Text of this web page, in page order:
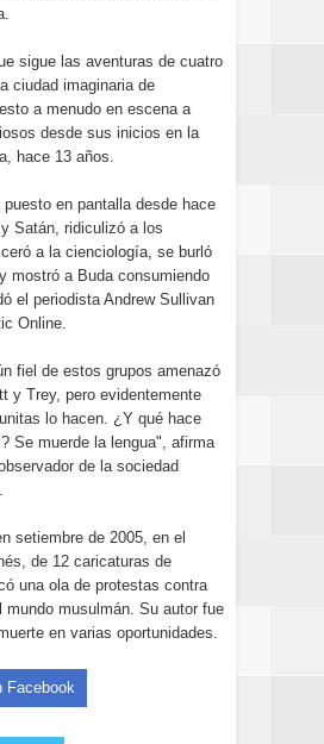
sigue las aventuras de cuatro
ciudad imaginaria de
a menudo en escena a
desde sus inicios en la
hace 13 años.
en pantalla desde hace
Satán, ridiculizó a los
a la cienciología, se burló
mostró a Buda consumiendo
el periodista Andrew Sullivan
Online.
fiel de estos grupos amenazó
y Trey, pero evidentemente
lo hacen. ¿Y qué hace
Se muerde la lengua", afirma
de la sociedad
setiembre de 2005, en el
de 12 caricaturas de
una ola de protestas contra
mundo musulmán. Su autor fue
en varias oportunidades.
Facebook